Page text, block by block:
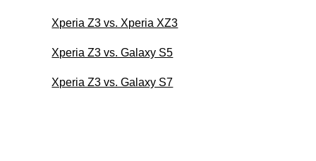
Xperia Z3 vs. Xperia XZ3
Xperia Z3 vs. Galaxy S5
Xperia Z3 vs. Galaxy S7